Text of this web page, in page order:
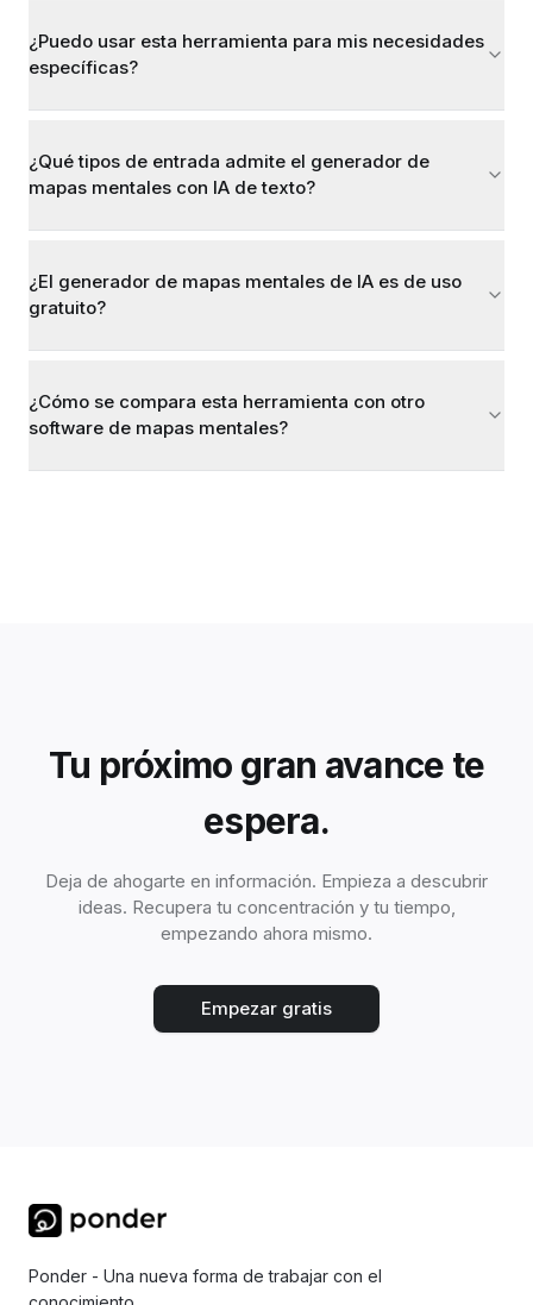
¿Puedo usar esta herramienta para mis necesidades
específicas?
¿Qué tipos de entrada admite el generador de
mapas mentales con IA de texto?
¿El generador de mapas mentales de IA es de uso
gratuito?
¿Cómo se compara esta herramienta con otro
software de mapas mentales?
Tu próximo gran avance te
espera.
Deja de ahogarte en información. Empieza a descubrir
ideas. Recupera tu concentración y tu tiempo,
empezando ahora mismo.
Empezar gratis
Ponder - Una nueva forma de trabajar con el